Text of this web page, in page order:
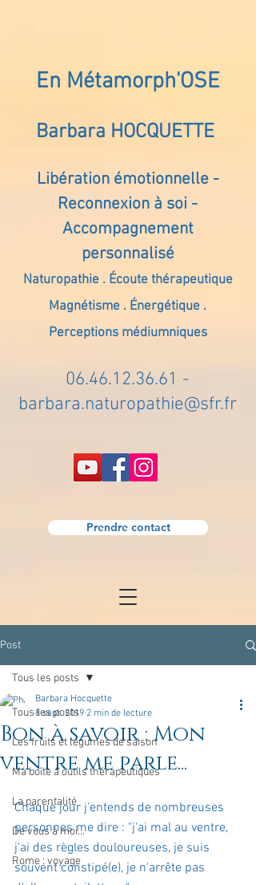
En Métamorph'OSE
Barbara HOCQUETTE
Libération émotionnelle -
Reconnexion à soi -
Accompagnement
personnalisé
Naturopathie . Écoute thérapeutique
Magnétisme . Énergétique .
Perceptions médiumniques
06.46.12.36.61 -
barbara.naturopathie@sfr.fr
Prendre contact
Post
Tous les posts
Les fruits et légumes de saison
Ma boîte à outils thérapeutiques
La parentalité
De vous à moi...
Rome : voyage
Tous les posts
Bon à savoir : Mon
ventre me parle...
Barbara Hocquette
8 sept. 2019 2 min de lecture
Chaque jour j'entends de nombreuses
personnes me dire : "j'ai mal au ventre,
j'ai des règles douloureuses, je suis
souvent constipé(e), je n'arrête pas